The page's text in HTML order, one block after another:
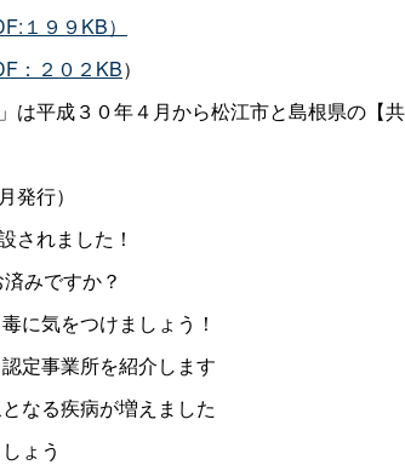
１９９KB）
：２０２KB）
は平成３０年４月から松江市と島根県の【
発行）
されました！
みですか？
に気をつけましょう！
定事業所を紹介します
なる疾病が増えました
ょう